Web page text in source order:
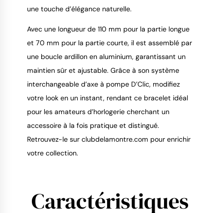
une touche d’élégance naturelle.
Avec une longueur de 110 mm pour la partie longue
et 70 mm pour la partie courte, il est assemblé par
une boucle ardillon en aluminium, garantissant un
maintien sûr et ajustable. Grâce à son système
interchangeable d’axe à pompe D’Clic, modifiez
votre look en un instant, rendant ce bracelet idéal
pour les amateurs d’horlogerie cherchant un
accessoire à la fois pratique et distingué.
Retrouvez-le sur clubdelamontre.com pour enrichir
votre collection.
Caractéristiques